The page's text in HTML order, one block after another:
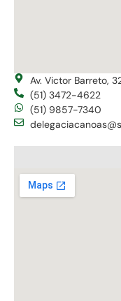
Av. Victor Barreto,
(51) 3472-4622
(51) 9857-7340